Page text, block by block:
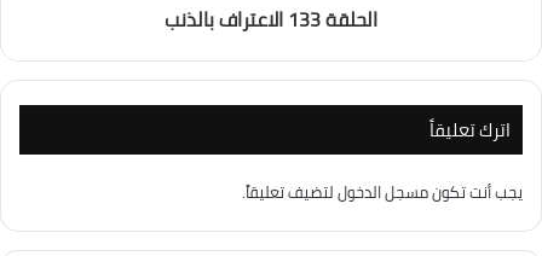
الحلقة 133 الاعتراف بالذنب
اترك تعليقاً
يجب أنت تكونمسجل الدخوللتضيف تعليقاً.